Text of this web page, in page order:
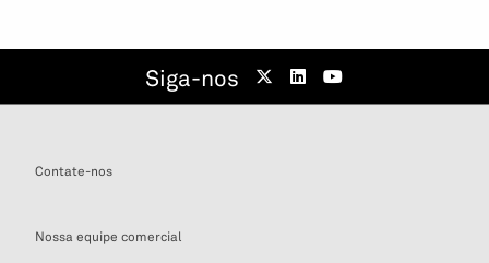
Siga-nos
Contate-nos
Nossa equipe comercial